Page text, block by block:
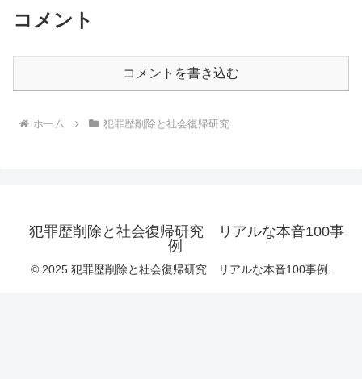
コメント
コメントを書き込む
ホーム 犯罪歴削除と社会復帰研究
犯罪歴削除と社会復帰研究 リアルな本音100事
例
© 2025 犯罪歴削除と社会復帰研究 リアルな本音100事例.